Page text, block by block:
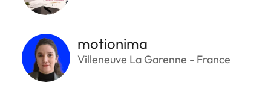
motionima
Villeneuve La Garenne - France